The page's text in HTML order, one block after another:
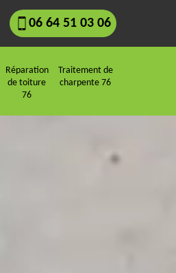
06 64 51 03 06
Réparation
de toiture
76
Traitement de
charpente 76